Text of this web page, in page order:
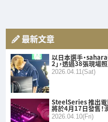
最新文章
以日本選手・
2」，透過38張現場
2026.04.11(Sat)
SteelSeries 推出電
將於4月17日發售！
2026.04.10(Fri)